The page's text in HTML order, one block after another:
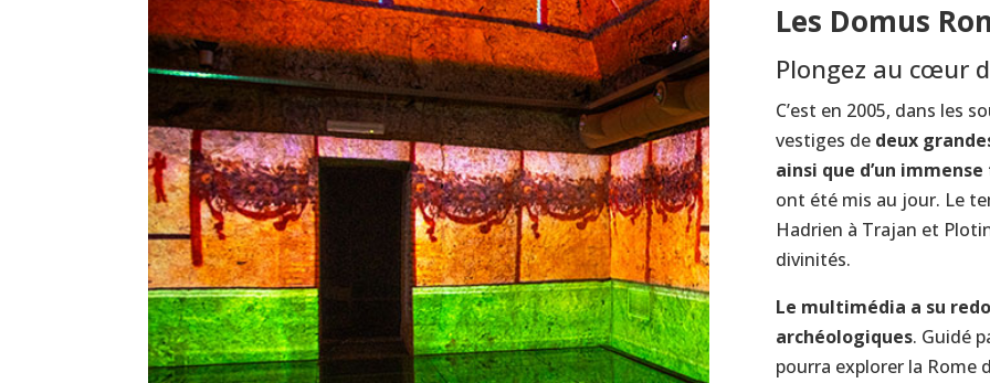
Les Domus
Plongez au cœur
C’est en 2005, dans les
vestiges de deux
ainsi que d’un
ont été mis au jour. Le
Hadrien à Trajan et
divinités.
Le multimédia a su
archéologiques. Guidé
pourra explorer la Rome